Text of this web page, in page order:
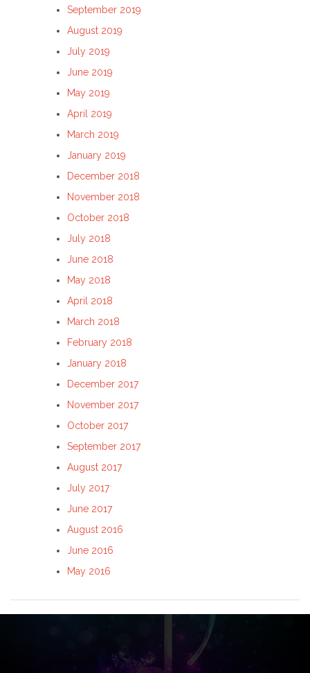
September 2019
August 2019
July 2019
June 2019
May 2019
April 2019
March 2019
January 2019
December 2018
November 2018
October 2018
July 2018
June 2018
May 2018
April 2018
March 2018
February 2018
January 2018
December 2017
November 2017
October 2017
September 2017
August 2017
July 2017
June 2017
August 2016
June 2016
May 2016